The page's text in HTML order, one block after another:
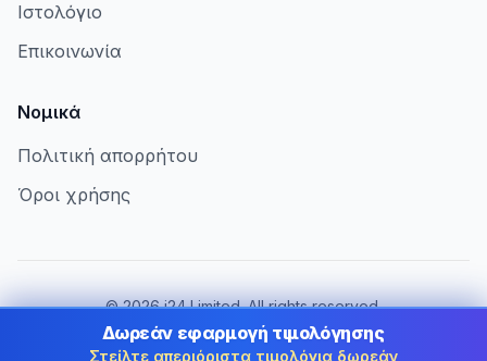
Ιστολόγιο
Επικοινωνία
Νομικά
Πολιτική απορρήτου
Όροι χρήσης
©2026i24 Limited. All rights reserved.
Εξυπηρετώντας επιχειρήσεις στην Cyprus
Δωρεάν εφαρμογή τιμολόγησης
Στείλτε απεριόριστα τιμολόγια δωρεάν